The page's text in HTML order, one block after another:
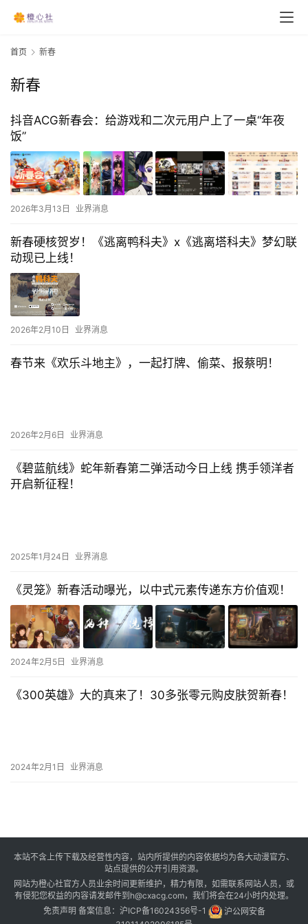
首页 新春
新春
抖音ACG新春会：给游戏和二次元用户上了一桌“年夜
饭”
2026年3月13日 业界消息
新春硬核贺岁！《逃离鸭科夫》x《逃离塔科夫》梦幻联
动现已上线！
2026年2月10日 业界消息
春节来《欢乐斗地主》，一起打牌、偷菜、报蔡明！
2026年2月6日 业界消息
《碧蓝航线》蛇年新春第二弹活动今日上线 携手领洋者
开启新征程！
2025年1月24日 业界消息
《灵笼》新春活动曝光，以中式元素传递东方价值观！
2024年2月5日 业界消息
《300英雄》大的真来了！30多张零元购皮肤贺新春！
2024年2月1日 业界消息
本站不含上传下载及经营性内容，站内所提供的内容依据均为各大动漫官方、
站点提供的公开引用资源。
网站为橙心社官方人员业余时间更新维护，精力有限，如需联系网站人员，或
有侵犯您权益的内容请发邮件到h@cxacg.com，我们将会在24小时内处理。
免责声明 备案信息： 沪ICP备16024356号-1
沪公网安备